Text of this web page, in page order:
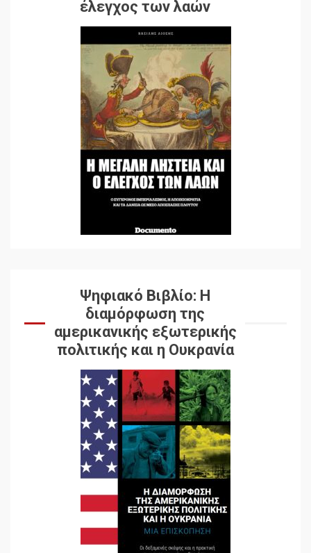
έλεγχος των λαών
Ψηφιακό Βιβλίο: Η
διαμόρφωση της
αμερικανικής εξωτερικής
πολιτικής και η Ουκρανία